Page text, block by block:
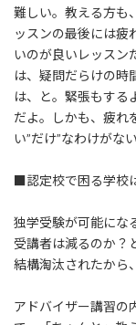
難しい。教える方も
ッスンの最後には疲
いのが良いレッスン
は、疑問だらけの時
は、と。緊張もする
だよ。しかも、疲れ
い”だけ”なわけがない
■認定校で困る学校
独学受験が可能にな
受講者は減るのか？
結構淘汰されたから
アドバイザー講習の